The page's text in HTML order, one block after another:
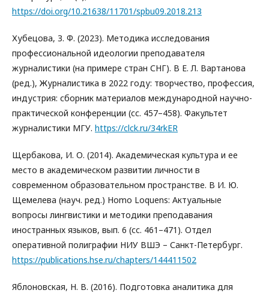
https://doi.org/10.21638/11701/spbu09.2018.213
Хубецова, З. Ф. (2023). Методика исследования
профессиональной идеологии преподавателя
журналистики (на примере стран СНГ). В Е. Л. Вартанова
(ред.), Журналистика в 2022 году: творчество, профессия,
индустрия: сборник материалов международной научно-
практической конференции (сс. 457–458). Факультет
журналистики МГУ. https://clck.ru/34rkER
Щербакова, И. О. (2014). Академическая культура и ее
место в академическом развитии личности в
современном образовательном пространстве. В И. Ю.
Щемелева (науч. ред.) Homo Loquens: Актуальные
вопросы лингвистики и методики преподавания
иностранных языков, вып. 6 (сс. 461–471). Отдел
оперативной полиграфии НИУ ВШЭ – Санкт-Петербург.
https://publications.hse.ru/chapters/144411502
Яблоновская, Н. В. (2016). Подготовка аналитика для